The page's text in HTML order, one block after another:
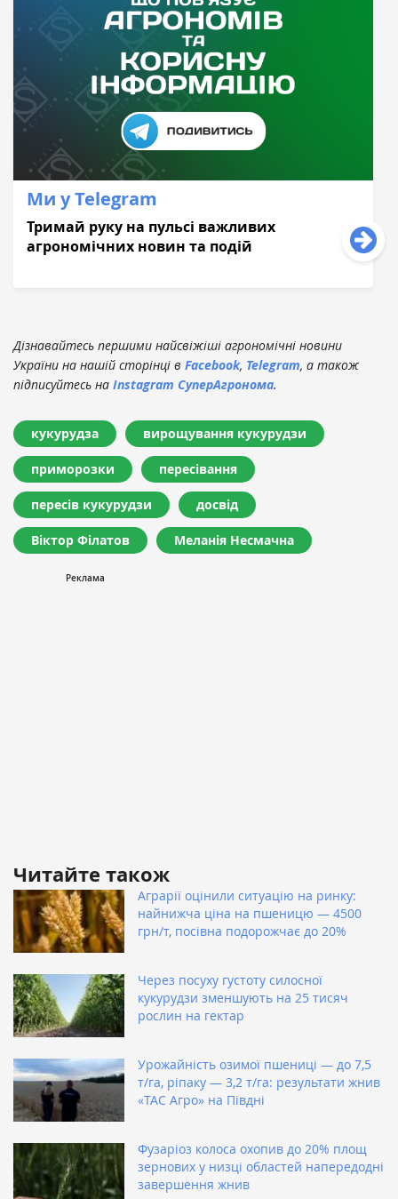
Ми у Telegram
Тримай руку на пульсі важливих
агрономічних новин та подій
Дізнавайтесь першими найсвіжіші агрономічні новини
України на нашій сторінці в Facebook, Telegram, а також
підписуйтесь на Instagram СуперАгронома.
кукурудза вирощування кукурудзи
приморозки пересівання
пересів кукурудзи досвід
Віктор Філатов Меланія Несмачна
Читайте також
Аграрії оцінили ситуацію на ринку:
найнижча ціна на пшеницю — 4500
грн/т, посівна подорожчає до 20%
Через посуху густоту силосної
кукурудзи зменшують на 25 тисяч
рослин на гектар
Урожайність озимої пшениці — до 7,5
т/га, ріпаку — 3,2 т/га: результати жнив
«ТАС Агро» на Півдні
Фузаріоз колоса охопив до 20% площ
зернових у низці областей напередодні
завершення жнив